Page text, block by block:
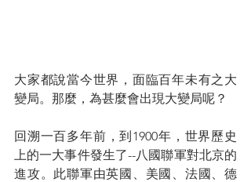
大家都說當今世界，面臨百年未有之大
變局。那麼，為甚麼會出現大變局呢？
回溯一百多年前，到1900年，世界歷史
上的一大事件發生了--八國聯軍對北京的
進攻。此聯軍由英國、美國、法國、德